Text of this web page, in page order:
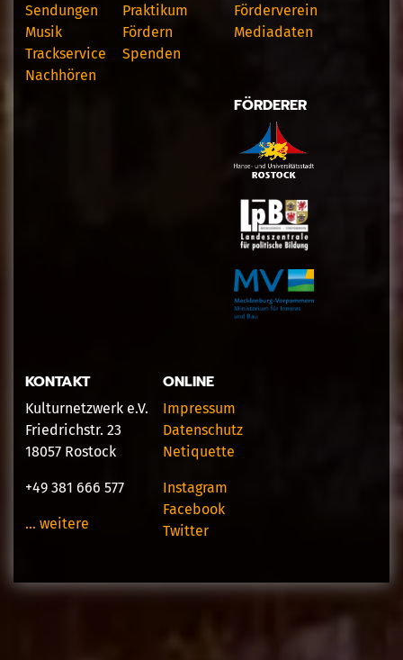
Sendungen
Musik
Trackservice
Nachhören
Praktikum
Fördern
Spenden
Förderverein
Mediadaten
FÖRDERER
KONTAKT
Kulturnetzwerk e.V.
Friedrichstr. 23
18057 Rostock
+49 381 666 577
… weitere
ONLINE
Impressum
Datenschutz
Netiquette
Instagram
Facebook
Twitter